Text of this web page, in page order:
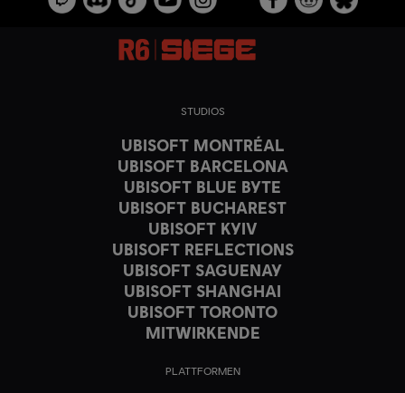
STUDIOS
UBISOFT MONTRÉAL
UBISOFT BARCELONA
UBISOFT BLUE BYTE
UBISOFT BUCHAREST
UBISOFT KYIV
UBISOFT REFLECTIONS
UBISOFT SAGUENAY
UBISOFT SHANGHAI
UBISOFT TORONTO
MITWIRKENDE
PLATTFORMEN